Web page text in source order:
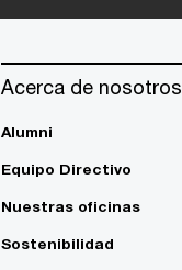
Acerca de nosotros
Alumni
Equipo Directivo
Nuestras oficinas
Sostenibilidad